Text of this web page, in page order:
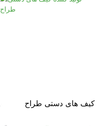
کیف های دستی طراح